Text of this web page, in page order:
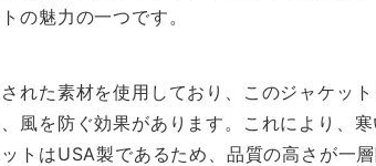
の魅力の一つです。
れた素材を使用しており、このジャケッ
風を防ぐ効果があります。これにより、
トはUSA製であるため、品質の高さが一層